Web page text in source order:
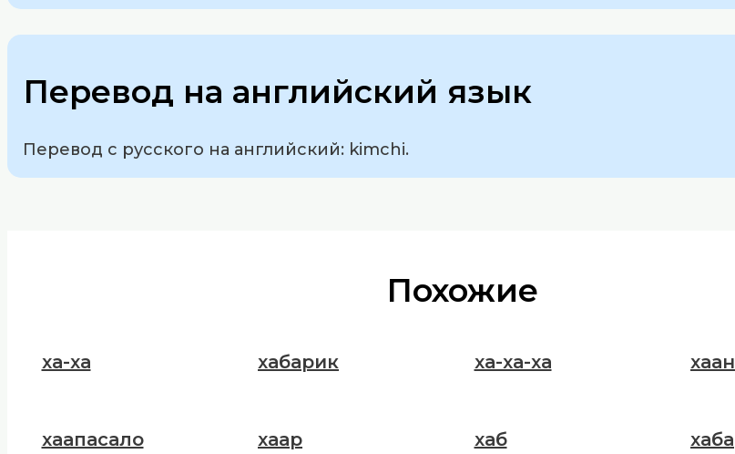
Перевод на английский язык
Перевод с русского на английский: kimchi.
Похожие
ха-ха хабарик ха-ха-ха хаан
хаапасало хаар хаб хаба